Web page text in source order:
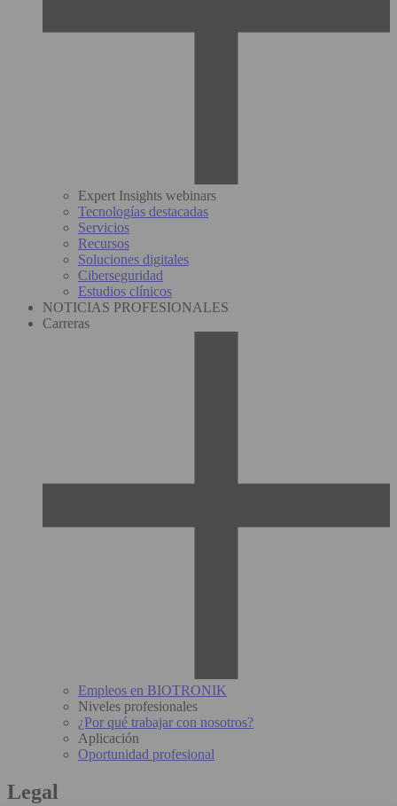
Expert Insights webinars
Tecnologías destacadas
Servicios
Recursos
Soluciones digitales
Ciberseguridad
Estudios clínicos
NOTICIAS PROFESIONALES
Carreras
Empleos en BIOTRONIK
Niveles profesionales
¿Por qué trabajar con nosotros?
Aplicación
Oportunidad profesional
Legal